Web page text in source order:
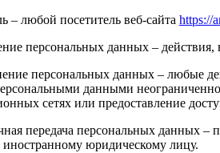
– любой посетитель веб-сайта https://
персональных данных –
персональных данных – любые
данными
сетях или предоставление
передача персональных данных –
юридическому лицу.